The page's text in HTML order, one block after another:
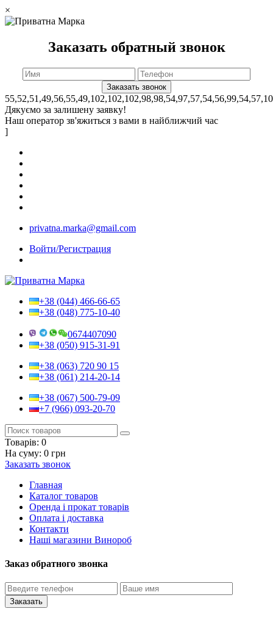
×
Заказать обратный звонок
Дякуємо за залишену заявку!
Наш оператор зв'яжиться з вами в найближчий час
]
privatna.marka@gmail.com
Войти/Регистрация
+38 (044) 466-66-65
+38 (048) 775-10-40
0674407090
+38 (050) 915-31-91
+38 (063) 720 90 15
+38 (061) 214-20-14
+38 (067) 500-79-09
+7 (966) 093-20-70
Товарів: 0
На суму: 0 грн
Заказать звонок
Главная
Каталог товаров
Оренда і прокат товарів
Оплата і доставка
Контакти
Наші магазини Винороб
Заказ обратного звонка